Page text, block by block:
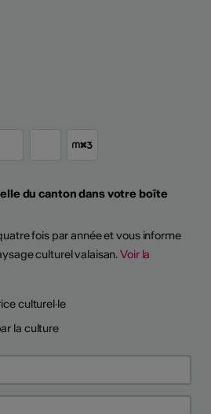
du canton dans votre boîte
fois par année et vous informe
culturel valaisan.Voir la
culturel·le
la culture